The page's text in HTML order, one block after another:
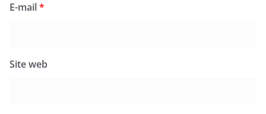
E-mail*
Site web